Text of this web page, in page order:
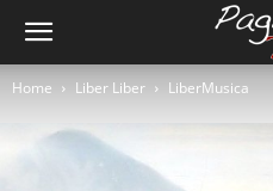
Home Liber Liber LiberMusica